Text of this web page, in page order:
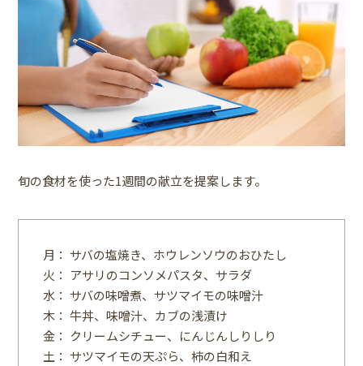
旬の食材を使った1週間の献立を提案します。
月： サバの塩焼き、ホウレンソウのおひたし
火： アサリのコンソメパスタ、サラダ
水： サバの味噌煮、サツマイモの味噌汁
木： 牛丼、味噌汁、カブの浅漬け
金： クリームシチュー、にんじんしりしり
土： サツマイモの天ぷら、柿の白和え